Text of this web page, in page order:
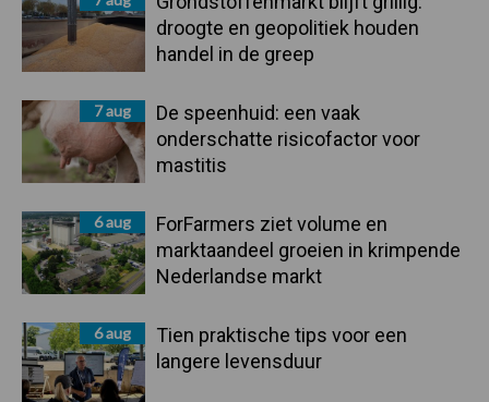
droogte en geopolitiek houden
handel in de greep
7 aug
De speenhuid: een vaak
onderschatte risicofactor voor
mastitis
6 aug
ForFarmers ziet volume en
marktaandeel groeien in krimpende
Nederlandse markt
6 aug
Tien praktische tips voor een
langere levensduur